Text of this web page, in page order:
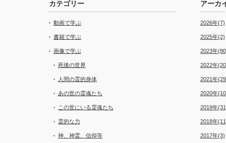
カテゴリー
動画で学ぶ
書籍で学ぶ
画像で学ぶ
死後の世界
人間の霊的身体
あの世の霊魂たち
この世にいる霊魂たち
霊的な力
神、神霊、信仰等
アーカ
2026年(7)
2025年(2)
2023年
2022年
2021年
2020年
2019年
2018年
2017年(3)